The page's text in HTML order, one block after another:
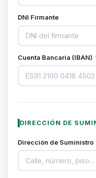
DNI Firmante
Cuenta Bancaria (IBAN)
DIRECCIÓN DE
Dirección de Suministro